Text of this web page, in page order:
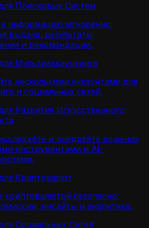
Поисковых Систем
информацию мгновенно:
выдача, результаты,
и рекомендации.
Мультиаккаунтинга
несколькими аккаунтами для
и социальных сетей.
Развития Искусственного
и внедряйте решения
инструментами и AI-
Криптовалют
криптовалютой безопасно:
инсайты и аналитика.
Социальных Сетей